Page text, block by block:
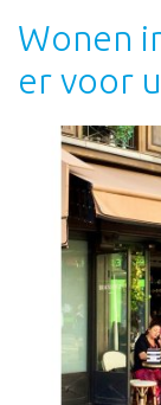
Wonen
er voor